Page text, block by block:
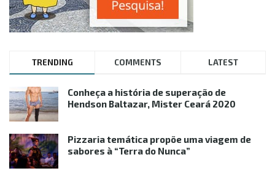
TRENDING COMMENTS LATEST
Conheça a história de superação de
Hendson Baltazar, Mister Ceará 2020
Pizzaria temática propõe uma viagem de
sabores à “Terra do Nunca”